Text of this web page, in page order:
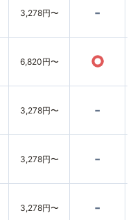
3,278円〜 -
6,820円〜 ○
3,278円〜 -
3,278円〜 -
3,278円〜 -